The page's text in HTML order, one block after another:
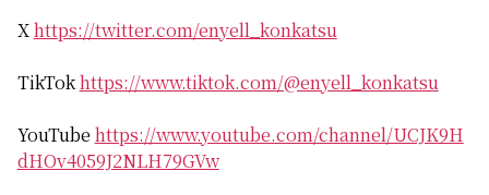
Xhttps://twitter.com/enyell_konkatsu
TikTokhttps://www.tiktok.com/@enyell_konkatsu
YouTube https://www.youtube.com/channel/UCJK9H
dHOv4059J2NLH79GVw